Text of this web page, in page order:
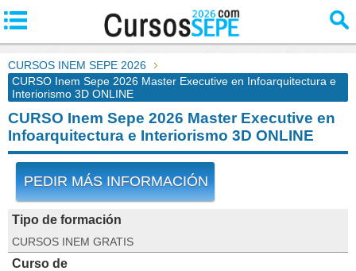
CURSOS INEM SEPE 2026
CURSO Inem Sepe 2026 Master Executive en Infoarquitectura e
Interiorismo 3D ONLINE
CURSO Inem Sepe 2026 Master Executive en
Infoarquitectura e Interiorismo 3D ONLINE
PEDIR MÁS INFORMACIÓN
Tipo de formación
CURSOS INEM GRATIS
Curso de